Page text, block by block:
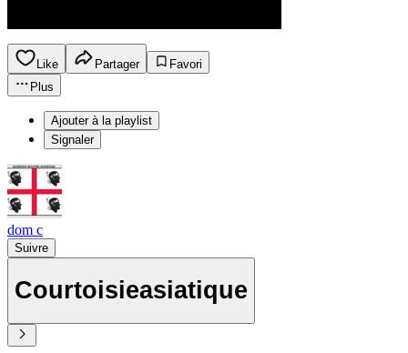
Like Partager
Favori
Plus
Ajouter à la playlist
Signaler
dom c
Suivre
Courtoisieasiatique